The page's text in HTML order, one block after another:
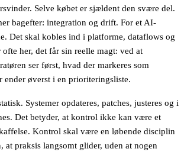
Selve købet er sjældent den svære del.
bagefter: integration og drift. For et AI-
Det skal kobles ind i platforme, dataflows og
her, det får sin reelle magt: ved at
ser først, hvad der markeres som
ender øverst i en prioriteringsliste.
Systemer opdateres, patches, justeres og i
Det betyder, at kontrol ikke kan være et
Kontrol skal være en løbende disciplin
at praksis langsomt glider, uden at nogen